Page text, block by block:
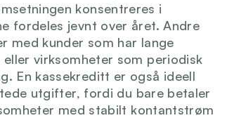
konsentreres i
fordeles jevnt over året. Andre
med kunder som har lange
virksomheter som periodisk
En kassekreditt er også ideell
utgifter, fordi du bare betaler
med stabilt kontantstrøm